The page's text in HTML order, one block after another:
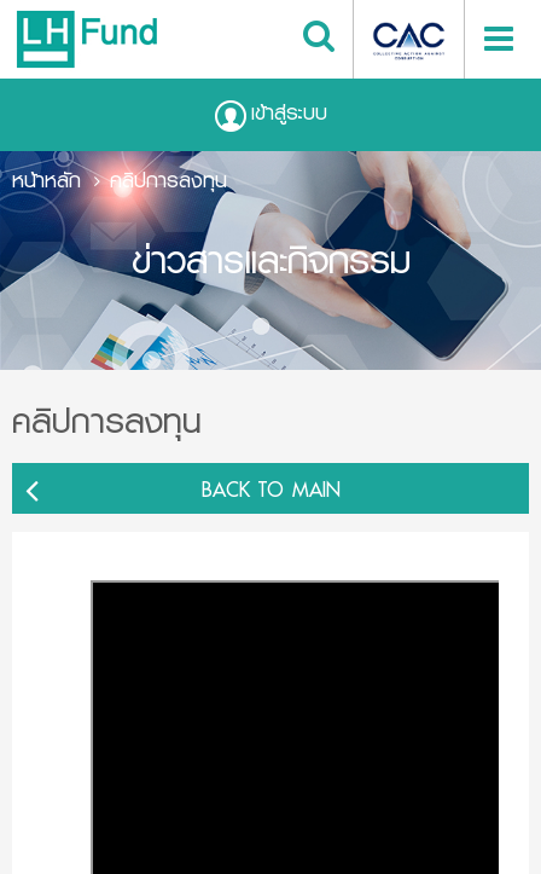
เข้าสู่ระบบ
ข่าวสารและกิจกรรม
หน้าหลัก คลิปการลงทุน
คลิปการลงทุน
BACK TO MAIN